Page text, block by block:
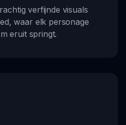
verfijnde visuals
waar elk personage
eruit springt.